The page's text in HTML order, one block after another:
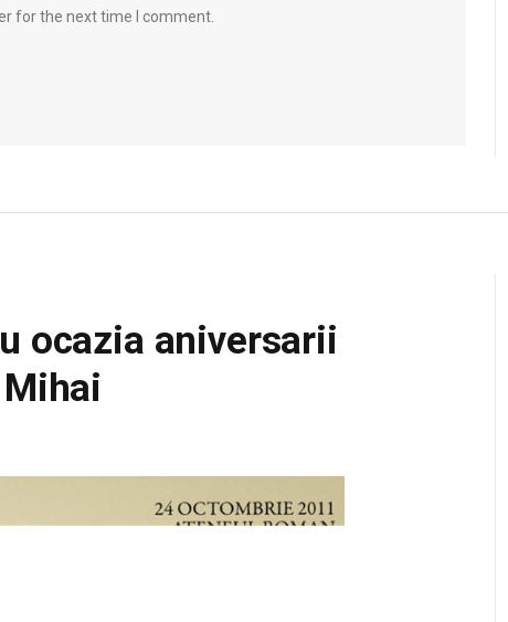
for the next time I comment.
ocazia aniversarii